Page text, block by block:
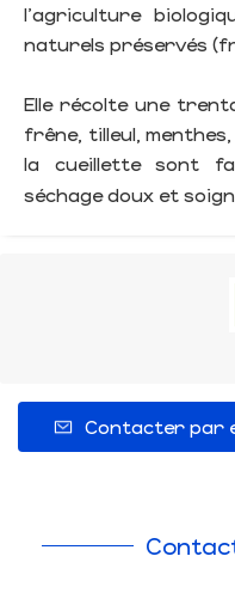
l'agriculture
naturels préservés
Elle récolte une
frêne, tilleul,
la cueillette sont
séchage doux et
Contacter par